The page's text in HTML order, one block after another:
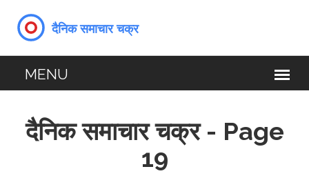
दैनिक समाचार चक्र - Page
19